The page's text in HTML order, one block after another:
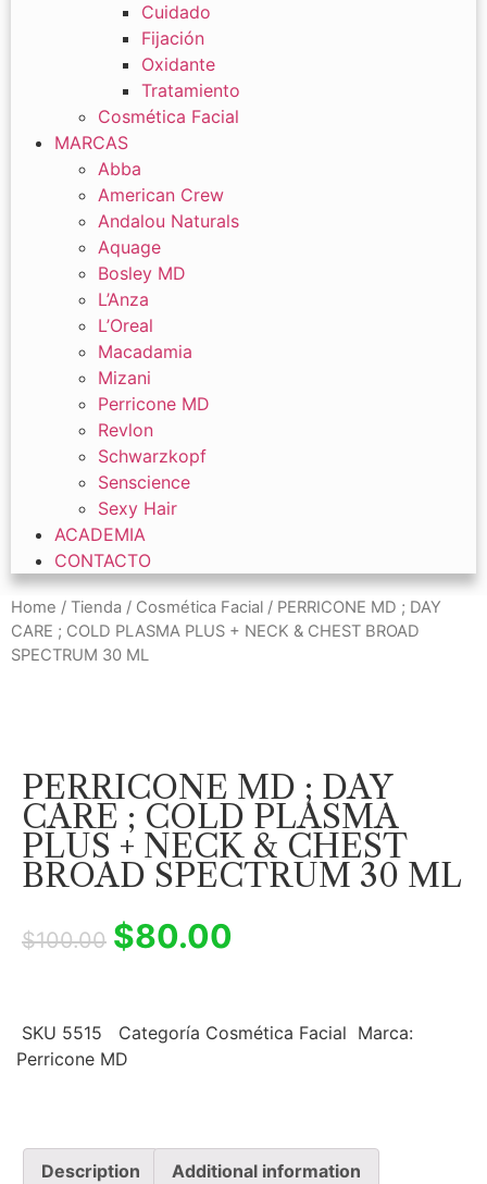
Cuidado
Fijación
Oxidante
Tratamiento
Cosmética Facial
MARCAS
Abba
American Crew
Andalou Naturals
Aquage
Bosley MD
L’Anza
L’Oreal
Macadamia
Mizani
Perricone MD
Revlon
Schwarzkopf
Senscience
Sexy Hair
ACADEMIA
CONTACTO
Home / Tienda / Cosmética Facial / PERRICONE MD ; DAY
CARE ; COLD PLASMA PLUS + NECK & CHEST BROAD
SPECTRUM 30 ML
PERRICONE MD ; DAY
CARE ; COLD PLASMA
PLUS + NECK & CHEST
BROAD SPECTRUM 30 ML
$100.00 $80.00
SKU 5515 Categoría Cosmética Facial Marca:
Perricone MD
Description Additional information